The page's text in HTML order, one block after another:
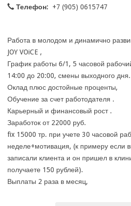
Телефон:
+7 (905) 0615747
Работа в молодом и динамично
JOY VOiCE ,
График работы 6/1, 5 часовой
14:00 до 20:00, смены выходного дня.
Оклад плюс достойные проценты,
Обучение за счет работодателя .
Карьерный и финансовый рост .
Заработок от 22000 руб.
fix 15000 тр. при учете 30 часовой
неделе+мотивация, (к примеру если
записали клиента и он пришел в
получаете 150 рублей).
Выплаты 2 раза в месяц,